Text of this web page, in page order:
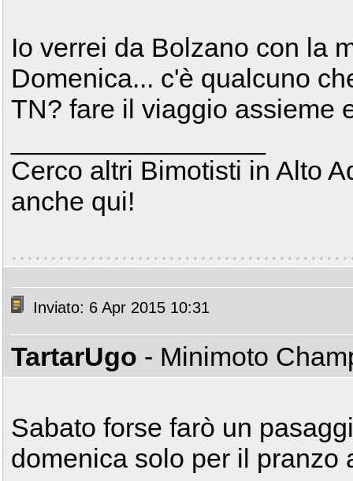
Io verrei da Bolzano con la
Domenica... c'è qualcuno
TN? fare il viaggio assieme
Cerco altri Bimotisti in Alto
anche qui!
Inviato: 6 Apr 2015 10:31
TartarUgo - Minimoto
Sabato forse farò un
domenica solo per il pranzo